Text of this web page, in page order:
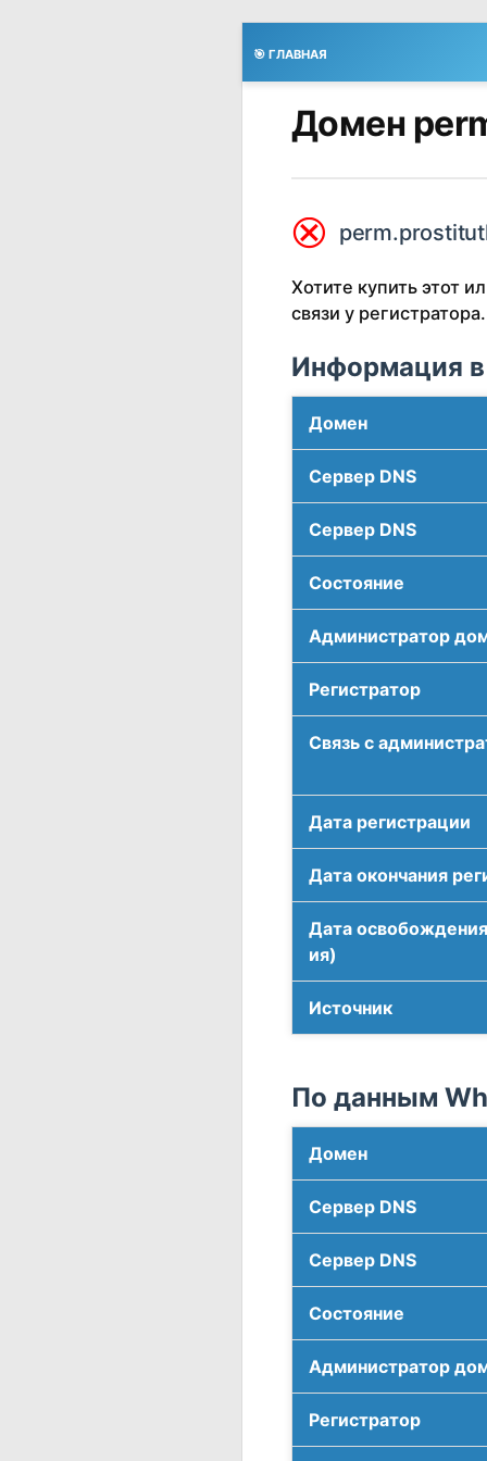
🎯 ГЛАВНАЯ
Домен
⮿
Хотите купить этот
связи у регистратора.
Информация в
Домен
Сервер DNS
Сервер DNS
Соcтояние
Администратор
Регистратор
Связь с
Дата регистрации
Дата окончания
Дата
ия)
Источник
По данным
Домен
Сервер DNS
Сервер DNS
Соcтояние
Администратор
Регистратор